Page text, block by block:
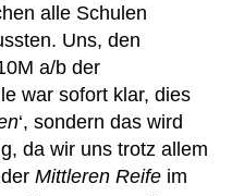
alle Schulen
Uns, den
a/b der
war sofort klar, dies
‘, sondern das wird
da wir uns trotz allem
Mittleren Reife im